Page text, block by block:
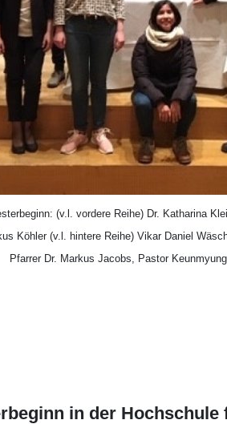
(v.l. vordere Reihe) Dr. Katharina
Köhler (v.l. hintere Reihe) Vikar Daniel
Pfarrer Dr. Markus Jacobs, Pastor Keunmyung
in der Hochschule